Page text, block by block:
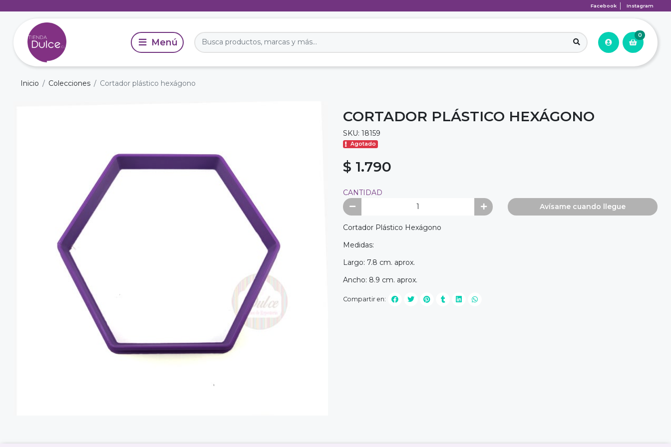
Facebook Instagram
0
Inicio Colecciones Cortador plástico hexágono
CORTADOR PLÁSTICO HEXÁGONO
SKU: 18159
Agotado
$ 1.790
CANTIDAD
Avísame cuando llegue
Cortador Plástico Hexágono
Medidas:
Largo: 7.8 cm. aprox.
Ancho: 8.9 cm. aprox.
Compartir en: